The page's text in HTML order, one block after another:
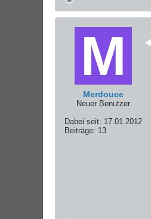
Merdouce
Neuer Benutzer
Dabei seit: 17.01.2012
Beiträge: 13